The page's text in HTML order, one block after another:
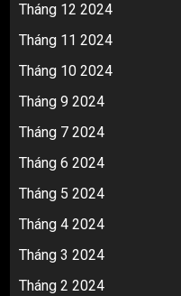
Tháng 12 2024
Tháng 11 2024
Tháng 10 2024
Tháng 9 2024
Tháng 7 2024
Tháng 6 2024
Tháng 5 2024
Tháng 4 2024
Tháng 3 2024
Tháng 2 2024